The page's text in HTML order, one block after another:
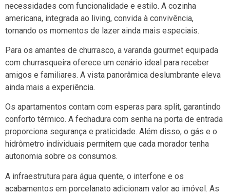
necessidades com funcionalidade e estilo. A cozinha
americana, integrada ao living, convida à convivência,
tornando os momentos de lazer ainda mais especiais.
Para os amantes de churrasco, a varanda gourmet equipada
com churrasqueira oferece um cenário ideal para receber
amigos e familiares. A vista panorâmica deslumbrante eleva
ainda mais a experiência.
Os apartamentos contam com esperas para split, garantindo
conforto térmico. A fechadura com senha na porta de entrada
proporciona segurança e praticidade. Além disso, o gás e o
hidrômetro individuais permitem que cada morador tenha
autonomia sobre os consumos.
A infraestrutura para água quente, o interfone e os
acabamentos em porcelanato adicionam valor ao imóvel. As